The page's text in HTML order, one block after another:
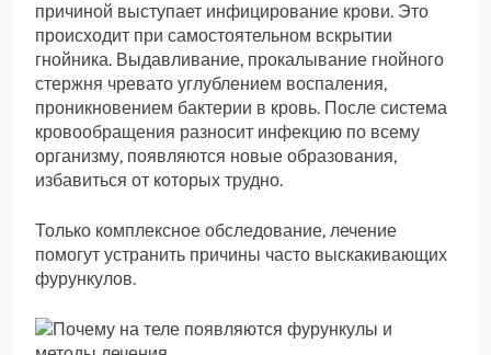
причиной выступает инфицирование крови. Это
происходит при самостоятельном вскрытии
гнойника. Выдавливание, прокалывание гнойного
стержня чревато углублением воспаления,
проникновением бактерии в кровь. После система
кровообращения разносит инфекцию по всему
организму, появляются новые образования,
избавиться от которых трудно.
Только комплексное обследование, лечение
помогут устранить причины часто выскакивающих
фурункулов.